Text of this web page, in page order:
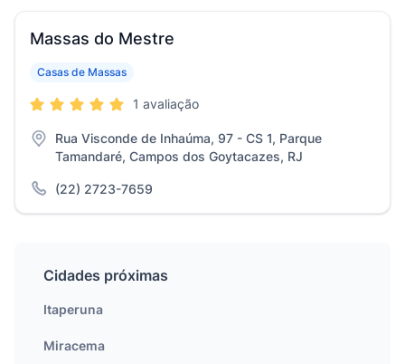
Massas do Mestre
Casas de Massas
1 avaliação
Rua Visconde de Inhaúma, 97 - CS 1, Parque
Tamandaré, Campos dos Goytacazes, RJ
(22) 2723-7659
Cidades próximas
Itaperuna
Miracema